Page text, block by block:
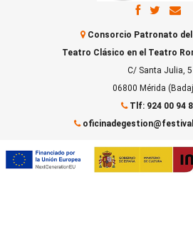
Consorcio Patronato del
Teatro Clásico en el Teatro
C/ Santa Julia, 5
06800 Mérida
Tlf: 924 00 94